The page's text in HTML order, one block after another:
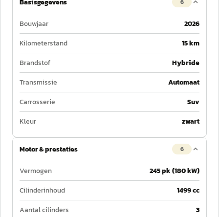
6
Bouwjaar
2026
Kilometerstand
15 km
Brandstof
Hybride
Transmissie
Automaat
Carrosserie
Suv
Kleur
zwart
Motor & prestaties 6
Vermogen
245 pk (180 kW)
Cilinderinhoud
1499 cc
Aantal cilinders
3